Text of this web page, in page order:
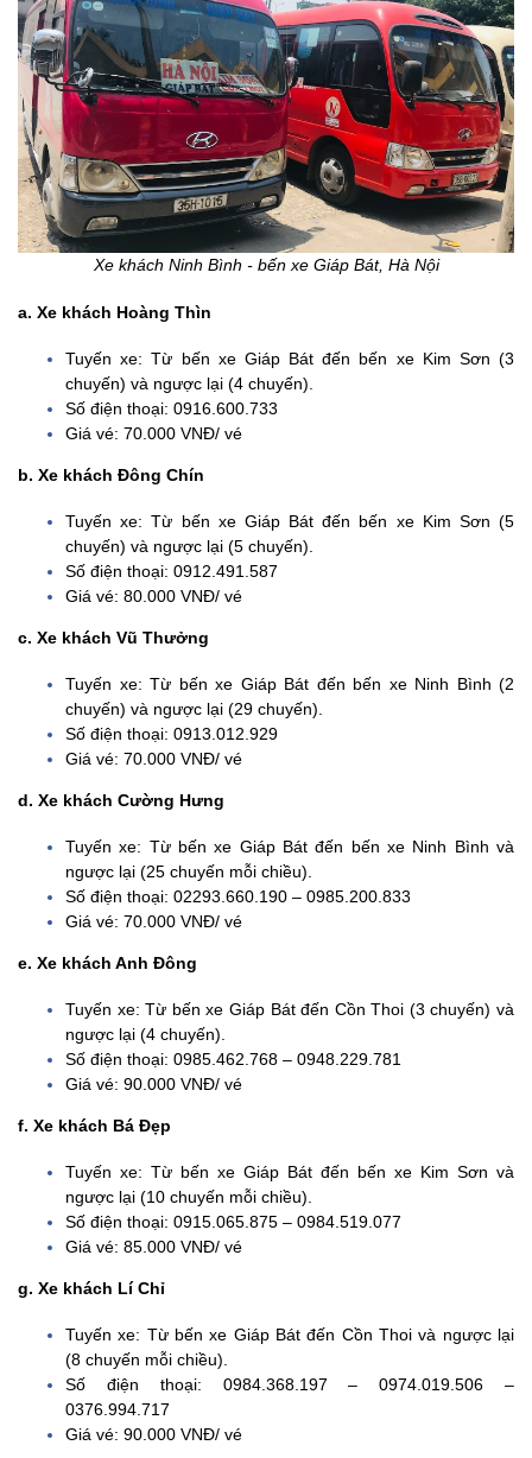
Excursion
Transport
d. Xe Khánh An
Limousine
e. Duy Khang
Limousine
f. X.E Việt Nam
g. Anh Huy VIP
II. Một số lưu ý khi đi xe
Ninh Bình Hà Nội
Xe khách Ninh Bình - bến xe Giáp Bát, Hà Nội
a. Xe khách Hoàng Thìn
Tuyến xe: Từ bến xe Giáp Bát đến bến xe Kim Sơn (3
chuyến) và ngược lại (4 chuyến).
Số điện thoại: 0916.600.733
Giá vé: 70.000 VNĐ/ vé
b. Xe khách Đông Chín
Tuyến xe: Từ bến xe Giáp Bát đến bến xe Kim Sơn (5
chuyến) và ngược lại (5 chuyến).
Số điện thoại: 0912.491.587
Giá vé: 80.000 VNĐ/ vé
c. Xe khách Vũ Thưởng
Tuyến xe: Từ bến xe Giáp Bát đến bến xe Ninh Bình (2
chuyến) và ngược lại (29 chuyến).
Số điện thoại: 0913.012.929
Giá vé: 70.000 VNĐ/ vé
d. Xe khách Cường Hưng
Tuyến xe: Từ bến xe Giáp Bát đến bến xe Ninh Bình và
ngược lại (25 chuyến mỗi chiều).
Số điện thoại: 02293.660.190 – 0985.200.833
Giá vé: 70.000 VNĐ/ vé
e. Xe khách Anh Đông
Tuyến xe: Từ bến xe Giáp Bát đến Cồn Thoi (3 chuyến) và
ngược lại (4 chuyến).
Số điện thoại: 0985.462.768 – 0948.229.781
Giá vé: 90.000 VNĐ/ vé
f. Xe khách Bá Đẹp
Tuyến xe: Từ bến xe Giáp Bát đến bến xe Kim Sơn và
ngược lại (10 chuyến mỗi chiều).
Số điện thoại: 0915.065.875 – 0984.519.077
Giá vé: 85.000 VNĐ/ vé
g. Xe khách Lí Chỉ
Tuyến xe: Từ bến xe Giáp Bát đến Cồn Thoi và ngược lại
(8 chuyến mỗi chiều).
Số điện thoại: 0984.368.197 – 0974.019.506 –
0376.994.717
Giá vé: 90.000 VNĐ/ vé